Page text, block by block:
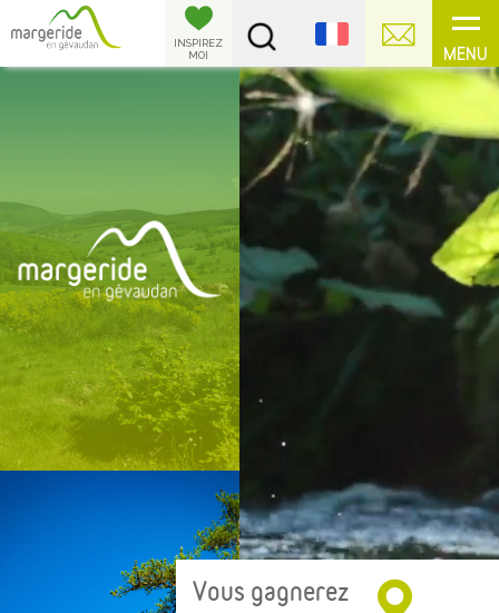
MENU
INSPIREZ
MOI
Vous gagnerez
Panneau de gestion des cookies